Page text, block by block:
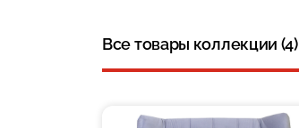
Все товары коллекции (4)